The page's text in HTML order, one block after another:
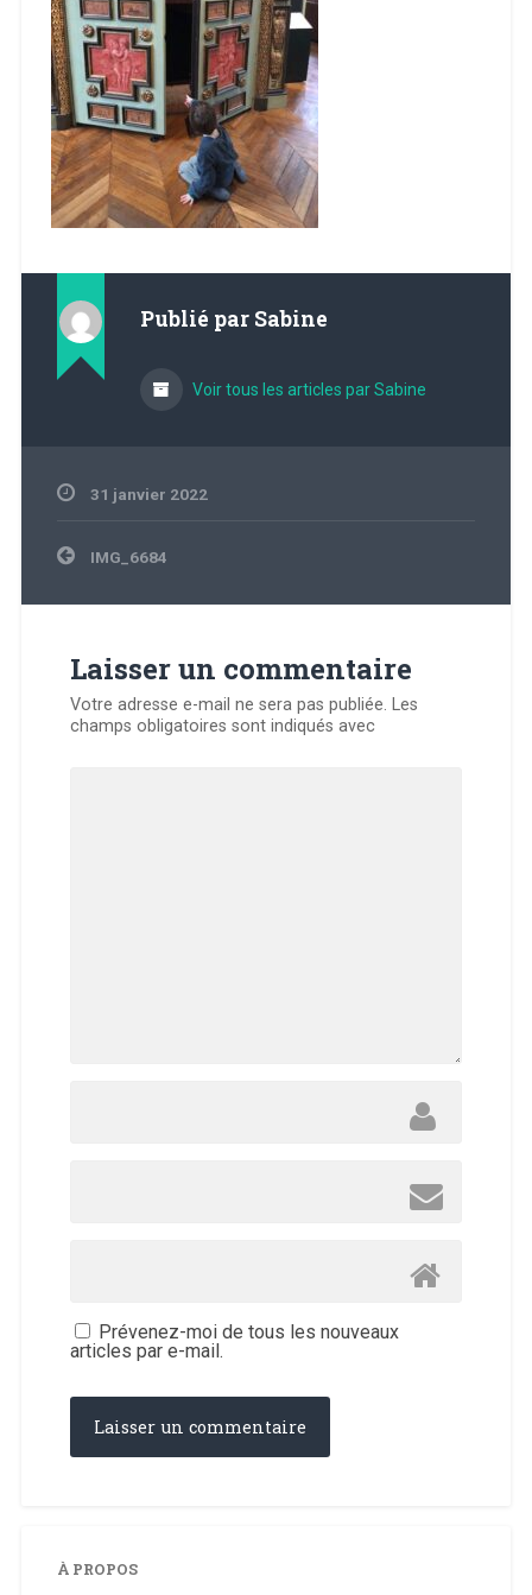
Publié par Sabine
Voir tous les articles par Sabine
31 janvier 2022
Navigation
de
IMG_6684
Laisser un commentaire
Votre adresse e-mail ne sera pas publiée. Les
champs obligatoires sont indiqués avec
Prévenez-moi de tous les nouveaux
articles par e-mail.
À PROPOS